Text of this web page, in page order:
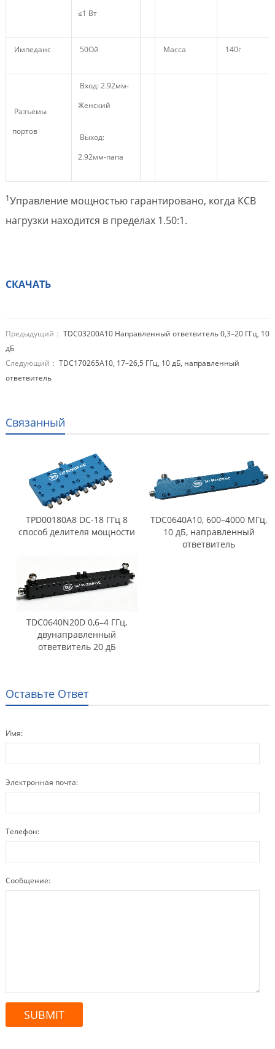
≤1 Вт
Импеданс 50Ой Масса 140г
Разъемы
портов
Вход: 2.92мм-
Женский
Выход:
2.92мм-папа
1Управление мощностью гарантировано, когда КСВ
нагрузки находится в пределах 1.50:1.
СКАЧАТЬ
Предыдущий： TDC03200A10 Направленный ответвитель 0,3–20 ГГц, 10
дБ
Следующий： TDC170265A10, 17–26,5 ГГц, 10 дБ, направленный
ответвитель
Связанный
TPD00180A8 DC-18 ГГц 8
способ делителя мощности
TDC0640A10, 600–4000 МГц,
10 дБ, направленный
ответвитель
TDC0640N20D 0,6–4 ГГц,
двунаправленный
ответвитель 20 дБ
Оставьте Ответ
Имя:
Электронная почта:
Телефон:
Сообщение: